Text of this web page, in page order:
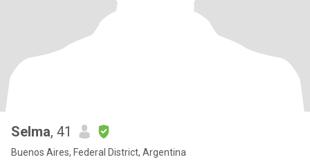
Selma, 41
Buenos Aires, Federal District, Argentina